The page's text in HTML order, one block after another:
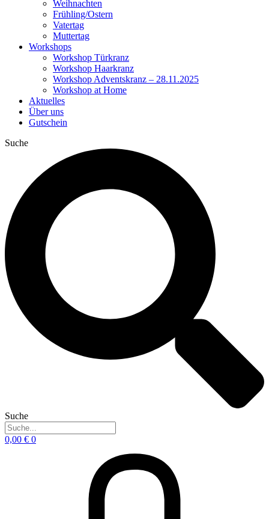
Weihnachten
Frühling/Ostern
Vatertag
Muttertag
Workshops
Workshop Türkranz
Workshop Haarkranz
Workshop Adventskranz – 28.11.2025
Workshop at Home
Aktuelles
Über uns
Gutschein
Suche
Suche
0,00 € 0